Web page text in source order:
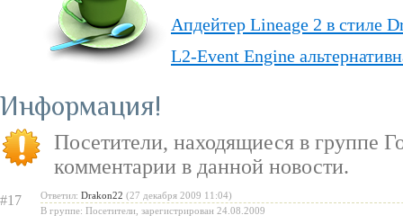
Апдейтер Lineage 2 в стиле
L2-Event Engine
бесплатную модель
«Испеки свою любовь» —
Святого Валентина
Информация
Посетители, находящиеся в группе
комментарии в данной новости.
#17 Ответил: Drakon22 (27 декабря 2009 11:04)
В группе: Посетители, зарегистрирован 24.08.2009